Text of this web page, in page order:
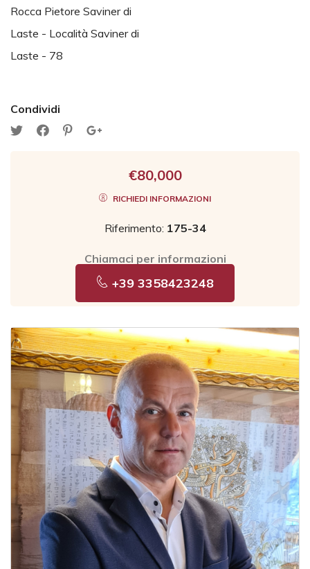
Rocca Pietore Saviner di
Laste - Località Saviner di
Laste - 78
Condividi
€80,000
RICHIEDI INFORMAZIONI
Riferimento: 175-34
Chiamaci per informazioni
+39 3358423248